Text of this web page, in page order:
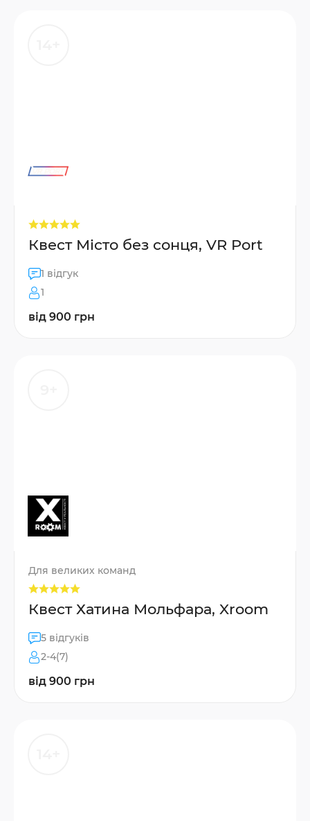
Квест Місто без сонця, VR Port
1 відгук
1
від 900 грн
Для великих команд
Квест Хатина Мольфара, Xroom
5 відгуків
2-4(7)
від 900 грн